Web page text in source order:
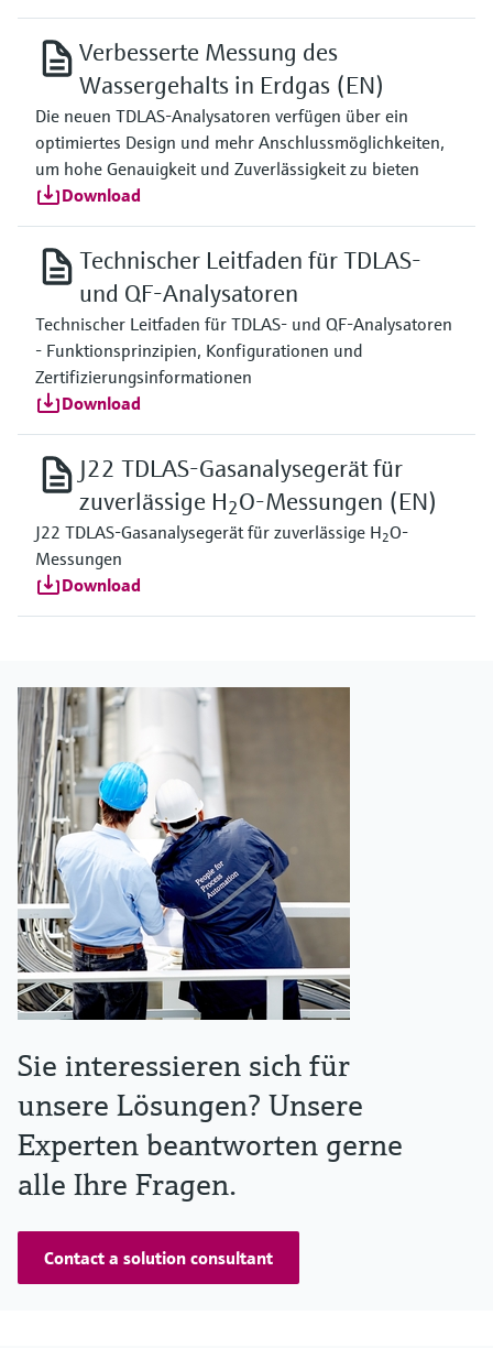
Verbesserte Messung des
Wassergehalts in Erdgas (EN)
Die neuen TDLAS-Analysatoren verfügen über ein
optimiertes Design und mehr Anschlussmöglichkeiten,
um hohe Genauigkeit und Zuverlässigkeit zu bieten
Download
Technischer Leitfaden für TDLAS-
und QF-Analysatoren
Technischer Leitfaden für TDLAS- und QF-Analysatoren
- Funktionsprinzipien, Konfigurationen und
Zertifizierungsinformationen
Download
J22 TDLAS-Gasanalysegerät für
zuverlässige H2O-Messungen (EN)
J22 TDLAS-Gasanalysegerät für zuverlässige H2O-
Messungen
Download
Sie interessieren sich für
unsere Lösungen? Unsere
Experten beantworten gerne
alle Ihre Fragen.
Contact a solution consultant